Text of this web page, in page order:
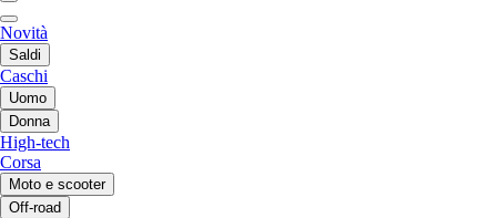
Novità
Saldi
Caschi
Uomo
Donna
High-tech
Corsa
Moto e scooter
Off-road